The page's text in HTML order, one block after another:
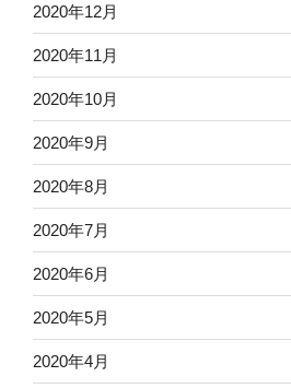
2020年12月
2020年11月
2020年10月
2020年9月
2020年8月
2020年7月
2020年6月
2020年5月
2020年4月